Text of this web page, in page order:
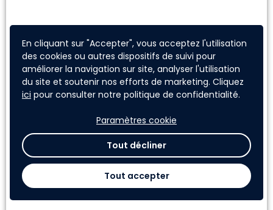
En cliquant sur "Accepter", vous acceptez l'utilisation
des cookies ou autres dispositifs de suivi pour
améliorer la navigation sur site, analyser l'utilisation
du site et soutenir nos efforts de marketing. Cliquez
ici pour consulter notre politique de confidentialité.
Paramètres cookie
Tout décliner
Tout accepter
Joëlle Colosio
ADEME
Directrice exécutive adjointe des territoires chez ADEME.